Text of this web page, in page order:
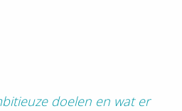
doelen en wat er